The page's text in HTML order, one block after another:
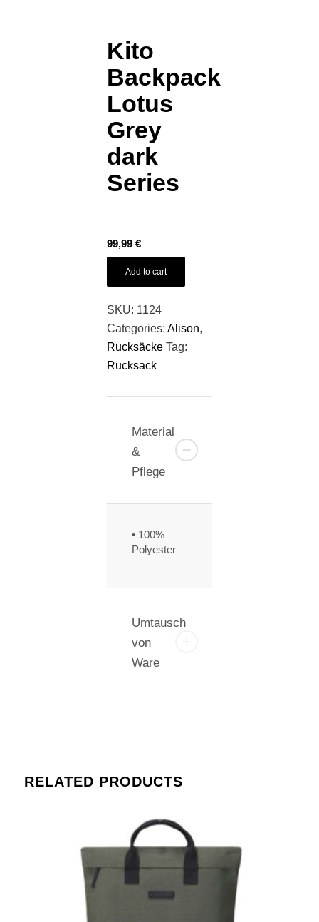
Kito
Backpack
Lotus
Grey
dark
Series
99,99 €
Add to cart
SKU: 1124
Categories: Alison,
Rucksäcke Tag:
Rucksack
Material
&
Pflege
• 100%
Polyester
Umtausch
von
Ware
RELATED PRODUCTS